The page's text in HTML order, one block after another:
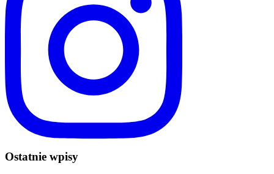
Ostatnie wpisy